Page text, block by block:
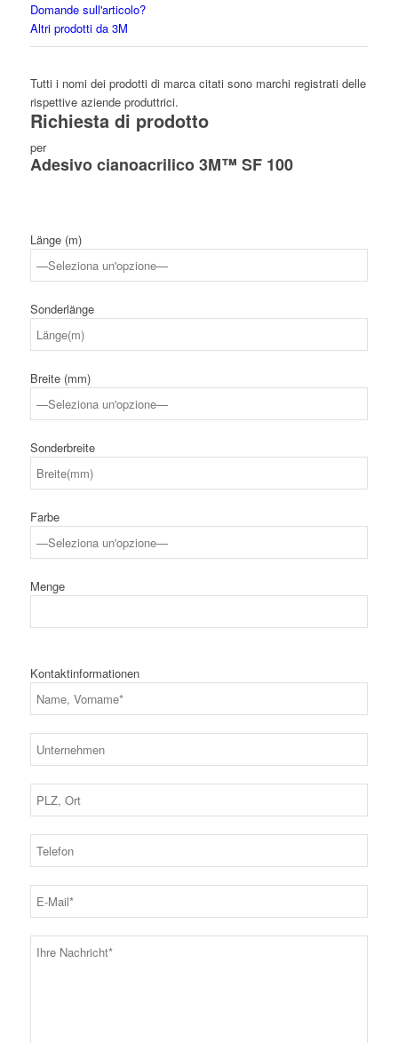
Domande sull'articolo?
Altri prodotti da 3M
Tutti i nomi dei prodotti di marca citati sono marchi registrati delle
rispettive aziende produttrici.
Richiesta di prodotto
per
Adesivo cianoacrilico 3M™ SF 100
Länge (m)
Sonderlänge
Breite (mm)
Sonderbreite
Farbe
Menge
Kontaktinformationen